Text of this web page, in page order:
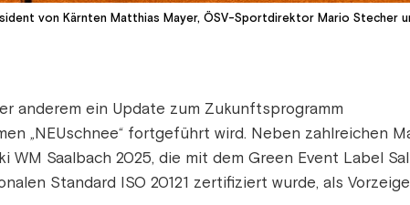
von Kärnten Matthias Mayer, ÖSV-Sportdirektor Mario Stecher
anderem ein Update zum Zukunftsprogramm
„NEUschnee“ fortgeführt wird. Neben zahlreichen
Saalbach 2025, die mit dem Green Event Label
Standard ISO 20121 zertifiziert wurde, als